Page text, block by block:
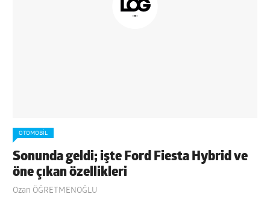
OTOMOBIL
Sonunda geldi; işte Ford Fiesta Hybrid ve
öne çıkan özellikleri
Ozan ÖĞRETMENOĞLU